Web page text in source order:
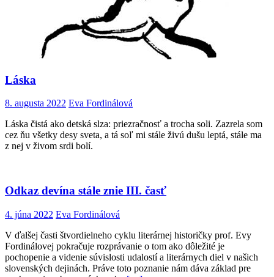
Láska
8. augusta 2022 Eva Fordinálová
Láska čistá ako detská slza: priezračnosť a trocha soli. Zazrela som
cez ňu všetky desy sveta, a tá soľ mi stále živú dušu leptá, stále ma
z nej v živom srdi bolí.
Odkaz devína stále znie III. časť
4. júna 2022 Eva Fordinálová
V ďalšej časti štvordielneho cyklu literárnej historičky prof. Evy
Fordinálovej pokračuje rozprávanie o tom ako dôležité je
pochopenie a videnie súvislosti udalostí a literárnych diel v našich
slovenských dejinách. Práve toto poznanie nám dáva základ pre